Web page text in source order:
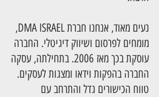
נעים מאוד, אנחנו חברת DMA ISRAEL,
מומחים לפרסום ושיווק דיגיטלי. החברה
עוסקת בכך מאז 2006. בתחילתה, עסקה
החברה בהפקות וידאו ומצגות לעסקים.
טווח הכישורים גדל והתרחב עם